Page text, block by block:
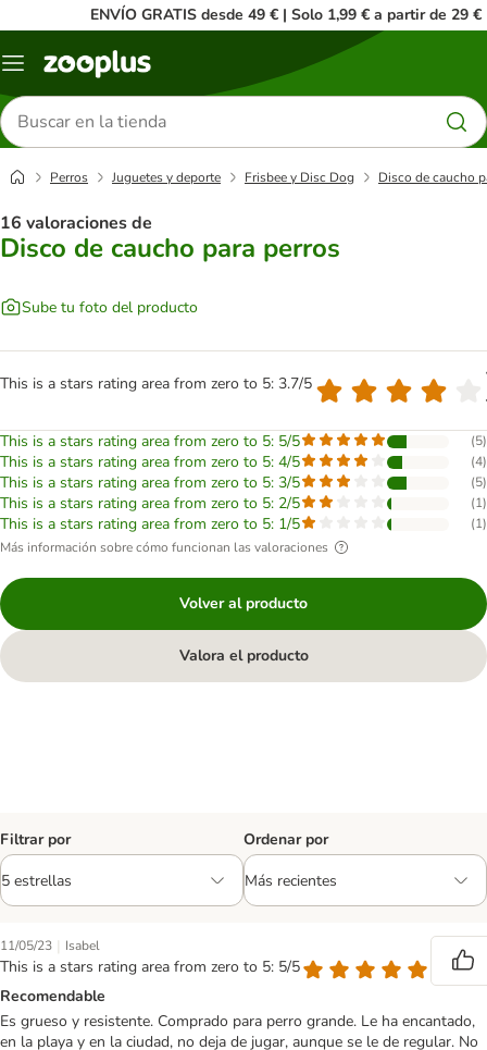
ENVÍO GRATIS desde 49 € | Solo 1,99 € a partir de 29 €
Menú
Buscar
productos
Perros Juguetes y deporte Frisbee y Disc Dog Disco de caucho
16 valoraciones de
Disco de caucho para perros
Sube tu foto del producto
This is a stars rating area from zero to 5: 3.7/5
This is a stars rating area from zero to 5: 5/5 (5)
This is a stars rating area from zero to 5: 4/5 (4)
This is a stars rating area from zero to 5: 3/5 (5)
This is a stars rating area from zero to 5: 2/5 (1)
This is a stars rating area from zero to 5: 1/5 (1)
Más información sobre cómo funcionan las valoraciones
Volver al producto
Valora el producto
Filtrar por Ordenar por
11/05/23 | Isabel
This is a stars rating area from zero to 5: 5/5
Recomendable
Es grueso y resistente. Comprado para perro grande. Le ha encantado,
en la playa y en la ciudad, no deja de jugar, aunque se le de regular. No